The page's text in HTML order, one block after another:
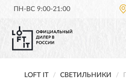
ПН-ВС 9:00-21:00
LOFT IT СВЕТИЛЬНИКИ